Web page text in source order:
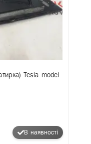
Tesla model
В наявності